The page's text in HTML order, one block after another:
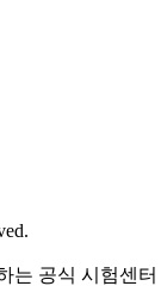
는 공식 시험센터